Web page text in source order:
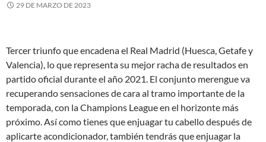
29 DE MARZO DE 2023
Tercer triunfo que encadena el Real Madrid (Huesca, Getafe y
Valencia), lo que representa su mejor racha de resultados en
partido oficial durante el año 2021. El conjunto merengue va
recuperando sensaciones de cara al tramo importante de la
temporada, con la Champions League en el horizonte más
próximo. Así como tienes que enjuagar tu cabello después de
aplicarte acondicionador, también tendrás que enjuagar la